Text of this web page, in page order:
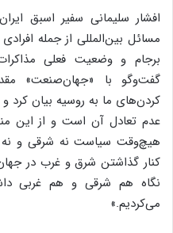
افشار سلیمانی سفیر اسبق
مسائل بین‌المللی از جمله
برجام و وضعیت فعلی
گفت‌وگو با «جهان‌صنعت»
کردن‌های ما به روسیه بیان
عدم تعادل آن است و از این
هیچ‌وقت سیاست نه شرقی و نه
کنار گذاشتن شرق و غرب در
نگاه هم شرقی و هم غربی
می‌کردیم.»